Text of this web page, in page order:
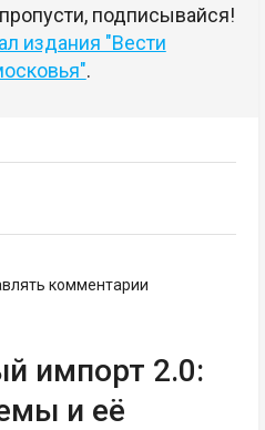
подписывайся!
издания "Вести
.
комментарии
импорт 2.0:
и её